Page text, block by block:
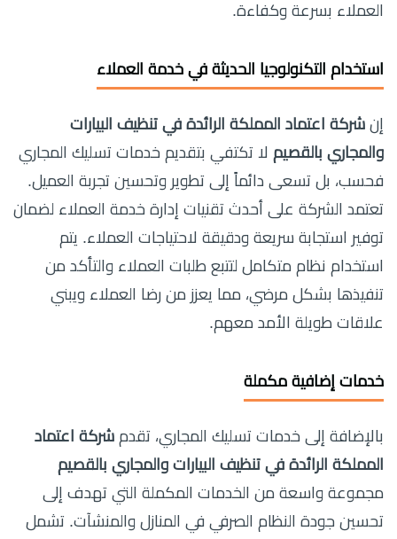
العملاء بسرعة وكفاءة.
استخدام التكنولوجيا الحديثة في خدمة العملاء
إن شركة اعتماد المملكة الرائدة في تنظيف البيارات
والمجاري بالقصيم لا تكتفي بتقديم خدمات تسليك المجاري
فحسب، بل تسعى دائماً إلى تطوير وتحسين تجربة العميل.
تعتمد الشركة على أحدث تقنيات إدارة خدمة العملاء لضمان
توفير استجابة سريعة ودقيقة لاحتياجات العملاء. يتم
استخدام نظام متكامل لتتبع طلبات العملاء والتأكد من
تنفيذها بشكل مرضي، مما يعزز من رضا العملاء ويبني
علاقات طويلة الأمد معهم.
خدمات إضافية مكملة
بالإضافة إلى خدمات تسليك المجاري، تقدم شركة اعتماد
المملكة الرائدة في تنظيف البيارات والمجاري بالقصيم
مجموعة واسعة من الخدمات المكملة التي تهدف إلى
تحسين جودة النظام الصرفي في المنازل والمنشآت. تشمل